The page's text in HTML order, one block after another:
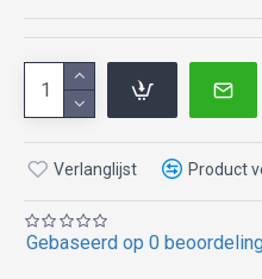
Gebaseerd op 0
Verlanglijst Product